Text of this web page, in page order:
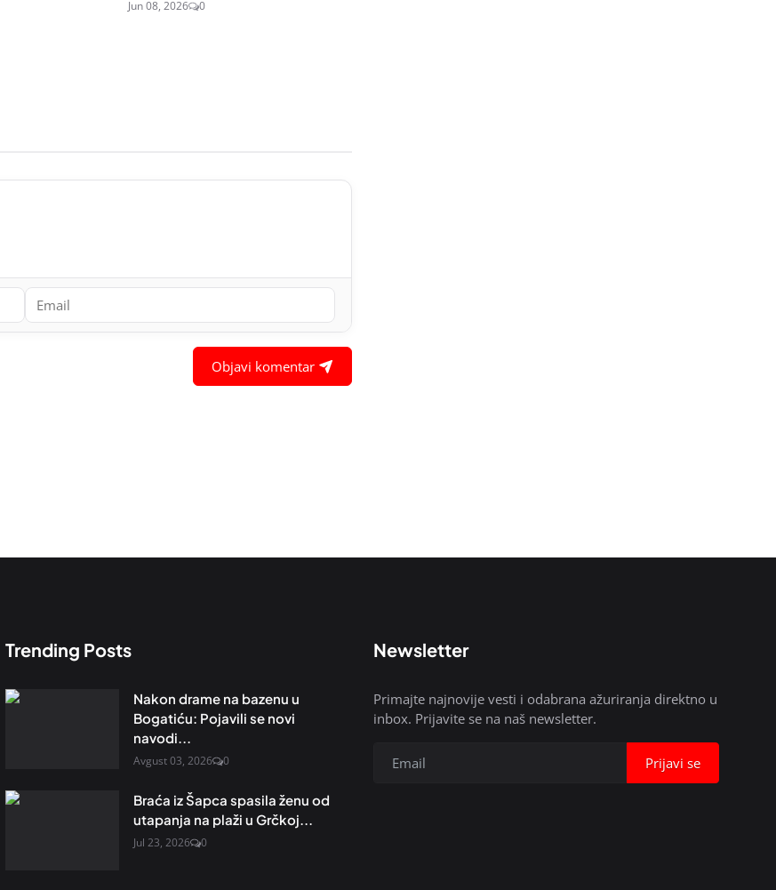
Jun 08, 2026 0
Objavi komentar
Trending Posts
Nakon drame na bazenu u
Bogatiću: Pojavili se novi
navodi...
Avgust 03, 2026 0
Braća iz Šapca spasila ženu od
utapanja na plaži u Grčkoj...
Jul 23, 2026 0
Newsletter
Primajte najnovije vesti i odabrana ažuriranja direktno u
inbox. Prijavite se na naš newsletter.
Prijavi se